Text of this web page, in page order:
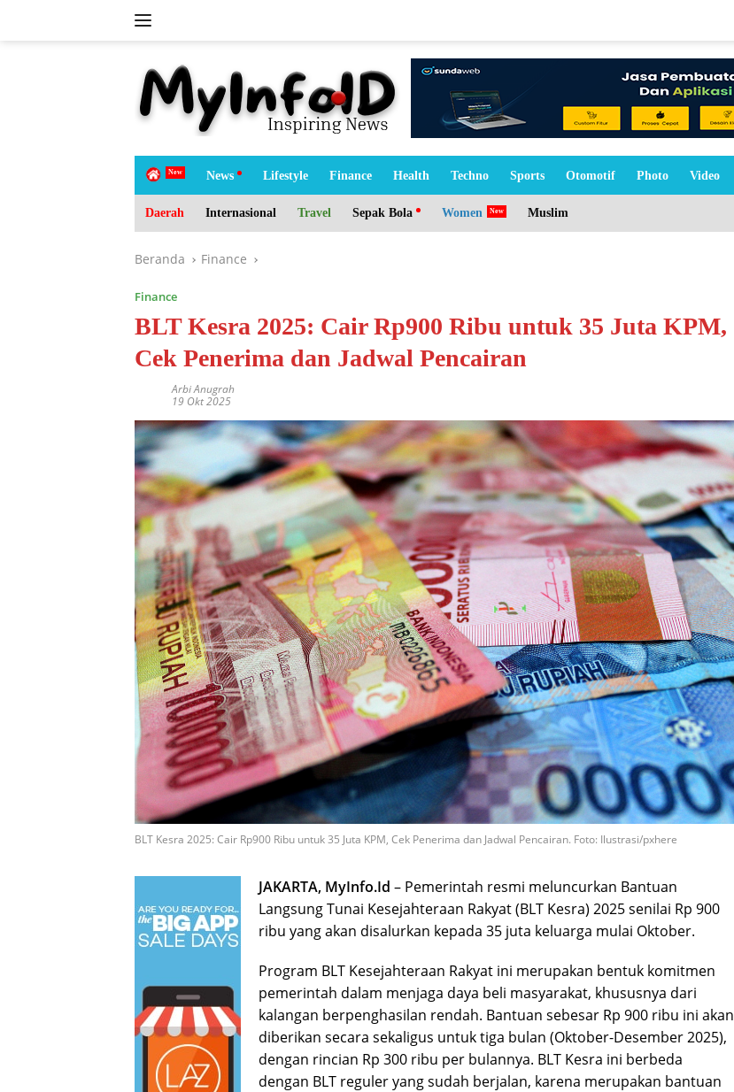
H
e
News Lifestyle Finance Health Techno Sports Otomotif Photo Video
Daerah Internasional Travel Sepak Bola Women Muslim
Beranda Finance
Finance
BLT Kesra 2025: Cair Rp900 Ribu untuk 35 Juta KPM,
Cek Penerima dan Jadwal Pencairan
Arbi Anugrah
19 Okt 2025
BLT Kesra 2025: Cair Rp900 Ribu untuk 35 Juta KPM, Cek Penerima dan Jadwal Pencairan. Foto: Ilustrasi/pxhere
JAKARTA, MyInfo.Id – Pemerintah resmi meluncurkan Bantuan
Langsung Tunai Kesejahteraan Rakyat (BLT Kesra) 2025 senilai Rp 900
ribu yang akan disalurkan kepada 35 juta keluarga mulai Oktober.
Program BLT Kesejahteraan Rakyat ini merupakan bentuk komitmen
pemerintah dalam menjaga daya beli masyarakat, khususnya dari
kalangan berpenghasilan rendah. Bantuan sebesar Rp 900 ribu ini akan
diberikan secara sekaligus untuk tiga bulan (Oktober-Desember 2025),
dengan rincian Rp 300 ribu per bulannya. BLT Kesra ini berbeda
dengan BLT reguler yang sudah berjalan, karena merupakan bantuan